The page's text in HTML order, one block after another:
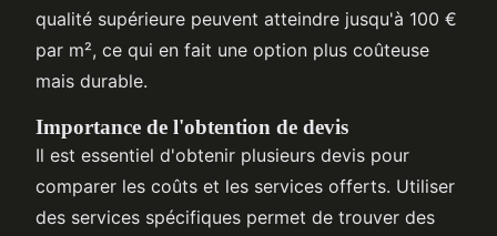
qualité supérieure peuvent atteindre jusqu'à 100 €
par m², ce qui en fait une option plus coûteuse
mais durable.
Importance de l'obtention de devis
Il est essentiel d'obtenir plusieurs devis pour
comparer les coûts et les services offerts. Utiliser
des services spécifiques permet de trouver des